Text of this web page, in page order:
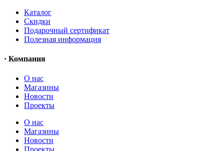
Каталог
Скидки
Подарочный сертификат
Полезная информация
· Компания
О нас
Магазины
Новости
Проекты
О нас
Магазины
Новости
Проекты